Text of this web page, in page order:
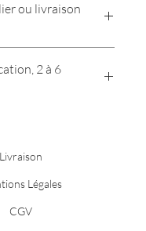
blanc et
ou livraison
2 à 6
Livraison
Légales
CGV